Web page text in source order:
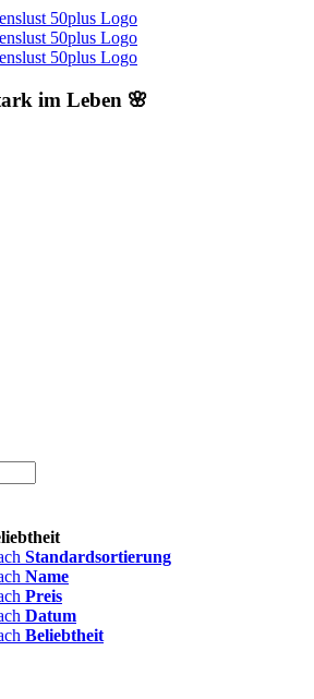
im Leben 🌸
Standardsortierung
Name
Preis
Datum
Beliebtheit